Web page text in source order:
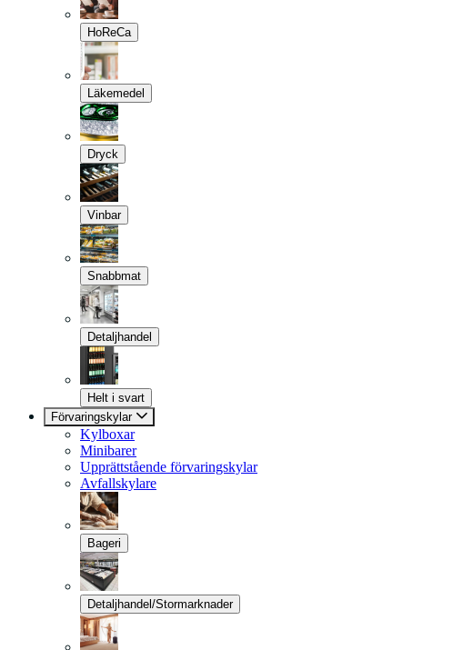
HoReCa
Läkemedel
Dryck
Vinbar
Snabbmat
Detaljhandel
Helt i svart
Förvaringskylar
Kylboxar
Minibarer
Upprättstående förvaringskylar
Avfallskylare
Bageri
Detaljhandel/Stormarknader